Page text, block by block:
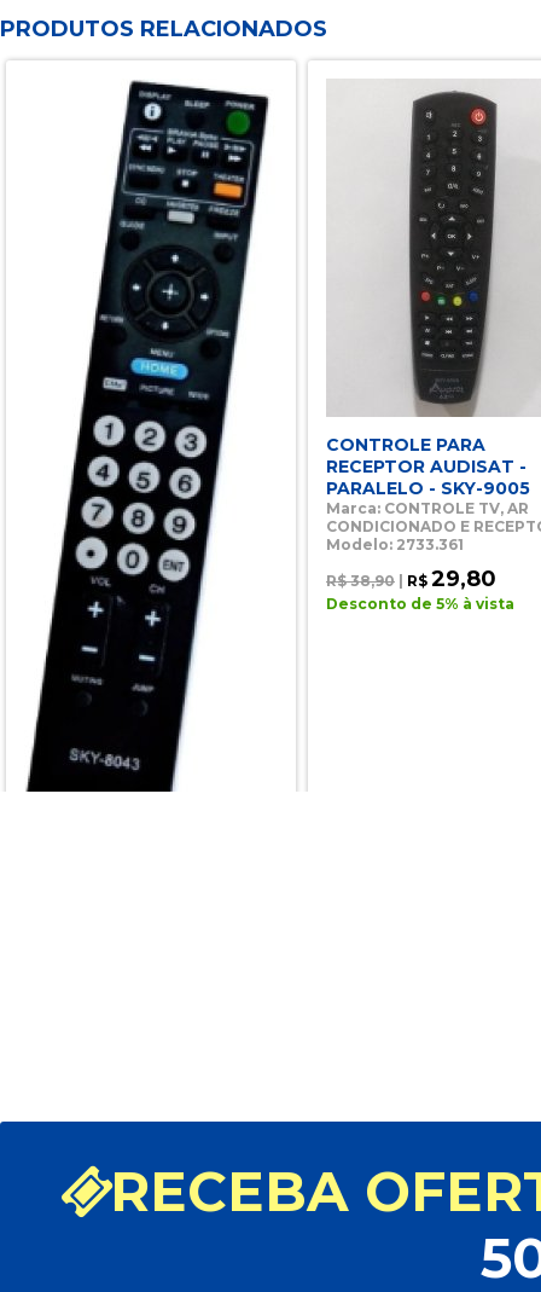
16x
17x
PRODUTOS RELACIONADOS
CONTROLE PARA
RECEPTOR AUDISAT -
PARALELO - SKY-9005
Marca: CONTROLE TV, AR
CONDICIONADO E
Modelo: 2733.361
R$ 38,90
R$ 29,80
Desconto de 5% à vista
RECEBA